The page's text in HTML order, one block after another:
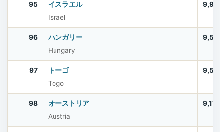
95
イスラエル
Israel
96
ハンガリー
Hungary
97
トーゴ
Togo
98
オーストリア
Austria